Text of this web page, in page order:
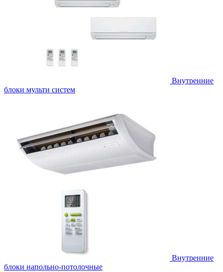
Внутренние
блоки мульти систем
Внутренние
блоки напольно-потолочные